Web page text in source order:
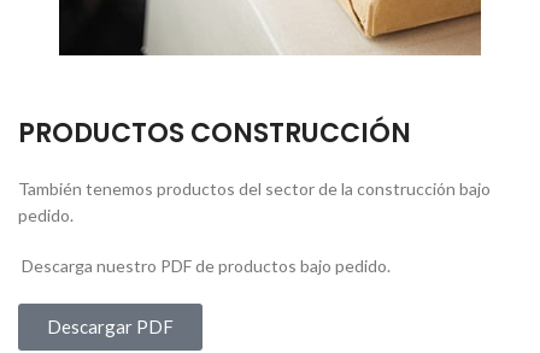
PRODUCTOS CONSTRUCCIÓN
También tenemos productos del sector de la construcción bajo
pedido.
Descarga nuestro PDF de productos bajo pedido.
Descargar PDF